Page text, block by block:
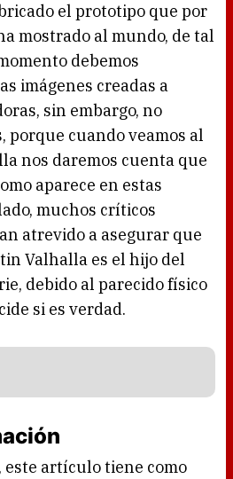
el prototipo que por
mostrado al mundo, de tal
debemos
imágenes creadas a
sin embargo, no
porque cuando veamos al
nos daremos cuenta que
aparece en estas
muchos críticos
atrevido a asegurar que
Valhalla es el hijo del
debido al parecido físico
si es verdad.
este artículo tiene como